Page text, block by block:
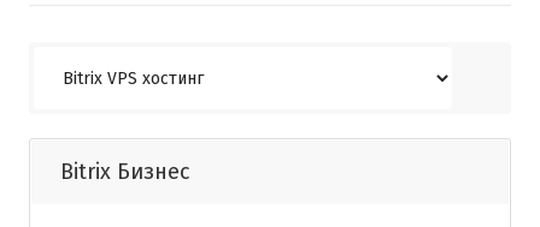
Bitrix Бизнес